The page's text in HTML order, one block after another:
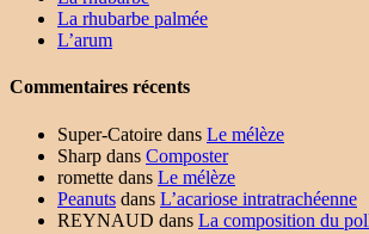
La rhubarbe palmée
L’arum
Commentaires récents
Super-Catoire dans Le mélèze
Sharp dans Composter
romette dans Le mélèze
Peanuts dans L’acariose intratrachéenne
REYNAUD dans La composition du